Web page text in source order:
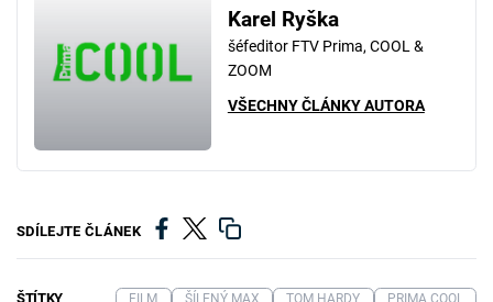
Karel Ryška
šéfeditor FTV Prima, COOL &
ZOOM
VŠECHNY ČLÁNKY AUTORA
SDÍLEJTE ČLÁNEK
ŠTÍTKY